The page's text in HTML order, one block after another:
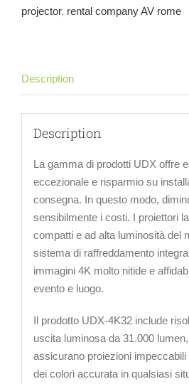
projector, rental company AV rome
Description
Description
La gamma di prodotti UDX offre
eccezionale e risparmio su
consegna. In questo modo,
sensibilmente i costi. I proiettori
compatti e ad alta luminosità del
sistema di raffreddamento
immagini 4K molto nitide e
evento e luogo.
Il prodotto UDX-4K32 include
uscita luminosa da 31.000
assicurano proiezioni
dei colori accurata in qualsiasi